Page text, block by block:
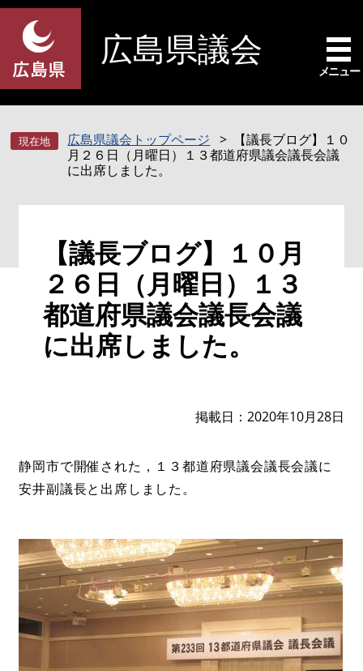
ペ
先
頭
す
メ
を
飛
し
広島県議会
メニュー
広島県議会トップページ
【議長ブログ】１０
月２６日（月曜日）１３都道府県議会議長会議
に出席しました。
【議長ブログ】１０月
２６日（月曜日）１３
都道府県議会議長会議
に出席しました。
掲載日 2020年10月28日
静岡市で開催された，１３都道府県議会議長会議に
安井副議長と出席しました。